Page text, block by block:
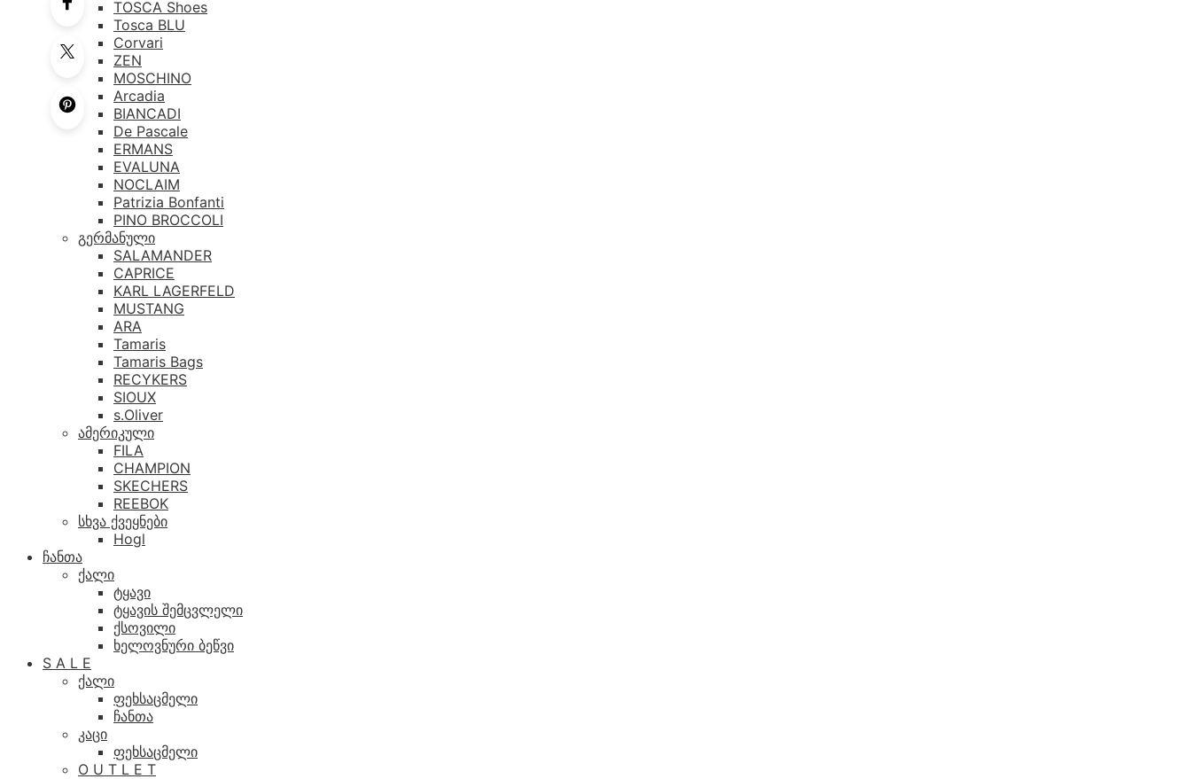
TOSCA Shoes
Tosca BLU
Corvari
ZEN
MOSCHINO
Arcadia
BIANCADI
De Pascale
ERMANS
EVALUNA
NOCLAIM
Patrizia Bonfanti
PINO BROCCOLI
გერმანული
SALAMANDER
CAPRICE
KARL LAGERFELD
MUSTANG
ARA
Tamaris
Tamaris Bags
RECYKERS
SIOUX
s.Oliver
ამერიკული
FILA
CHAMPION
SKECHERS
REEBOK
სხვა ქვეყნები
Hogl
ჩანთა
ქალი
ტყავი
ტყავის შემცვლელი
ქსოვილი
ხელოვნური ბეწვი
S A L E
ქალი
ფეხსაცმელი
ჩანთა
კაცი
ფეხსაცმელი
O U T L E T